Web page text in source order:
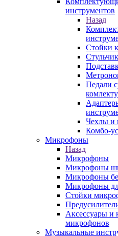
инструментов
Назад
Стойки
Педали
Чехлы и
Комбо-
Микрофоны
Назад
Микрофоны
Микрофоны
Микрофоны
Микрофоны
Стойки
Аксессуары и
микрофонов
Музыкальные